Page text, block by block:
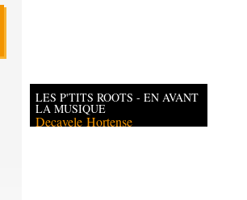
LES P'TITS ROOTS - EN AVANT
LA MUSIQUE
Decavele Hortense